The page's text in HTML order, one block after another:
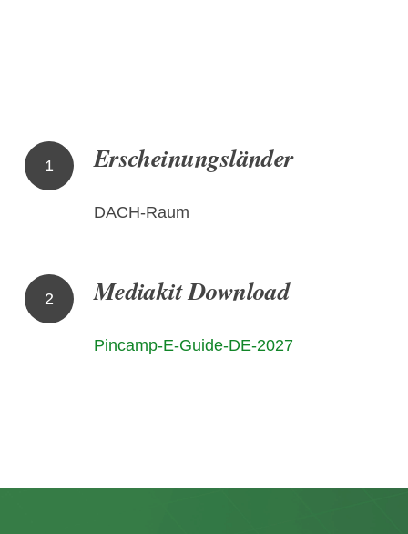
1 Erscheinungsländer
DACH-Raum
2 Mediakit Download
Pincamp-E-Guide-DE-2027